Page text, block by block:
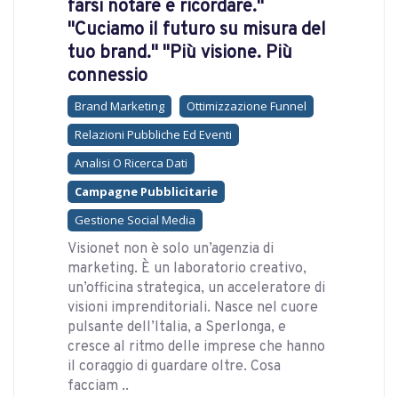
farsi notare e ricordare."
"Cuciamo il futuro su misura del
tuo brand." "Più visione. Più
connessio
Brand Marketing
Ottimizzazione Funnel
Relazioni Pubbliche Ed Eventi
Analisi O Ricerca Dati
Campagne Pubblicitarie
Gestione Social Media
Visionet non è solo un’agenzia di
marketing. È un laboratorio creativo,
un’officina strategica, un acceleratore di
visioni imprenditoriali. Nasce nel cuore
pulsante dell’Italia, a Sperlonga, e
cresce al ritmo delle imprese che hanno
il coraggio di guardare oltre. Cosa
facciam ..